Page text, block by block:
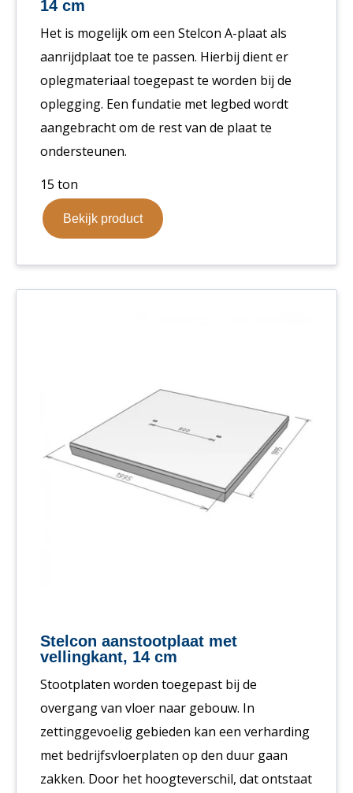
14 cm
Het is mogelijk om een Stelcon A-plaat als
aanrijdplaat toe te passen. Hierbij dient er
oplegmateriaal toegepast te worden bij de
oplegging. Een fundatie met legbed wordt
aangebracht om de rest van de plaat te
ondersteunen.
15 ton
Bekijk product
Stelcon aanstootplaat met
vellingkant, 14 cm
Stootplaten worden toegepast bij de
overgang van vloer naar gebouw. In
zettinggevoelig gebieden kan een verharding
met bedrijfsvloerplaten op den duur gaan
zakken. Door het hoogteverschil, dat ontstaat